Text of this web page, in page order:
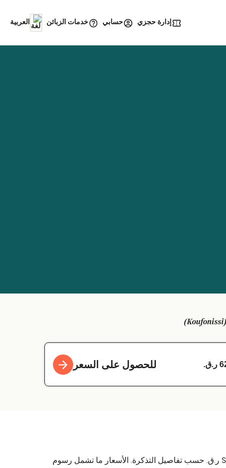
إدارة حجزي حسابي خدمات الزبائن العربية
للحصول على السعر
SeaJets يشغّل العبّارة من إيوس (Ios) إلى كويفونيسي (Koufonissi). أسعار العبّارة تتراوح بين 612٫83 ر.ق.‏SAR و SAR2٬059٫69 ر.ق.‏ حسب تفاصيل التذكرة. الأسعار ما تشمل رسوم